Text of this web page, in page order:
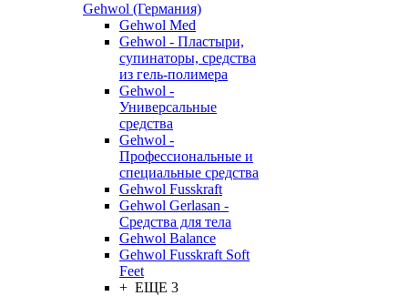
Gehwol (Германия)
Gehwol Med
Gehwol - Пластыри,
супинаторы, средства
из гель-полимера
Gehwol -
Универсальные
средства
Gehwol -
Профессиональные и
специальные средства
Gehwol Fusskraft
Gehwol Gerlasan -
Средства для тела
Gehwol Balance
Gehwol Fusskraft Soft
Feet
+ ЕЩЕ 3